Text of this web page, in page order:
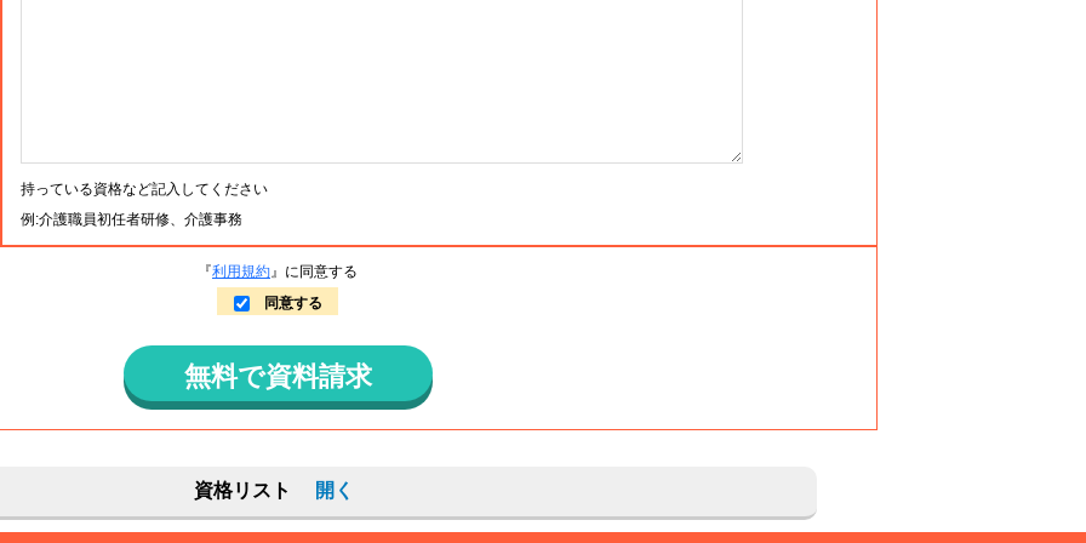
持っている資格など記入してください
例:介護職員初任者研修、介護事務
『利用規約』に同意する
同意する
無料で資料請求
資格リスト 開く